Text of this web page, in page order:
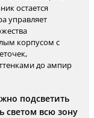
остается
управляет
корпусом с
до ампир
подсветить
светом всю зону